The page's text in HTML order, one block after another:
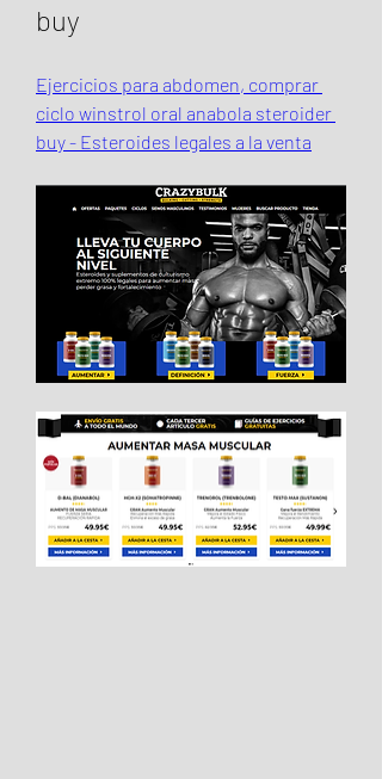
buy
Ejercicios para abdomen, comprar
ciclo winstrol oral anabola steroider
buy - Esteroides legales a la venta